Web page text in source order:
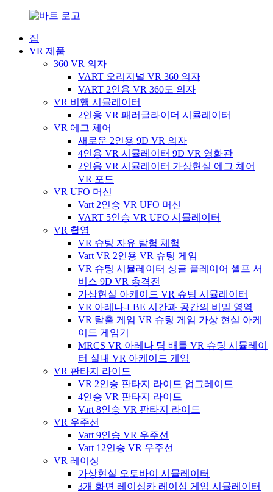
집
VR 제품
360 VR 의자
VART 오리지널 VR 360 의자
VART 2인용 VR 360도 의자
VR 비행 시뮬레이터
2인용 VR 패러글라이더 시뮬레이터
VR 에그 체어
새로운 2인용 9D VR 의자
4인용 VR 시뮬레이터 9D VR 영화관
2인용 VR 시뮬레이터 가상현실 에그 체어
VR 포드
VR UFO 머신
Vart 2인승 VR UFO 머신
VART 5인승 VR UFO 시뮬레이터
VR 촬영
VR 슈팅 자유 탐험 체험
Vart VR 2인용 VR 슈팅 게임
VR 슈팅 시뮬레이터 싱글 플레이어 셀프 서
비스 9D VR 총격전
가상현실 아케이드 VR 슈팅 시뮬레이터
VR 아레나-LBE 시간과 공간의 비밀 영역
VR 탈출 게임 VR 슈팅 게임 가상 현실 아케
이드 게임기
MRCS VR 아레나 팀 배틀 VR 슈팅 시뮬레이
터 실내 VR 아케이드 게임
VR 판타지 라이드
VR 2인승 판타지 라이드 업그레이드
4인승 VR 판타지 라이드
Vart 8인승 VR 판타지 라이드
VR 우주선
Vart 9인승 VR 우주선
Vart 12인승 VR 우주선
VR 레이싱
가상현실 오토바이 시뮬레이터
3개 화면 레이싱카 레이싱 게임 시뮬레이터